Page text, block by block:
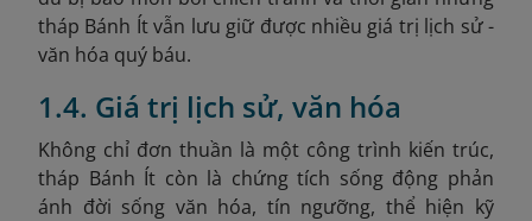
tháp Bánh Ít vẫn lưu giữ được nhiều giá trị lịch sử -
văn hóa quý báu.
1.4. Giá trị lịch sử, văn hóa
Không chỉ đơn thuần là một công trình kiến trúc,
tháp Bánh Ít còn là chứng tích sống động phản
ánh đời sống văn hóa, tín ngưỡng, thể hiện kỹ